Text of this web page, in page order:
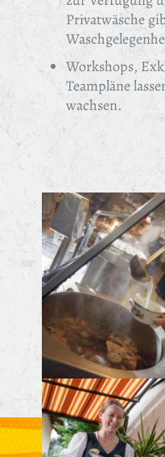
Privatwäsche
Workshops,
Teampläne
wachsen.